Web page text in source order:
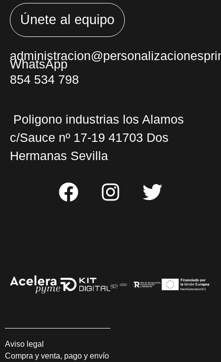
Únete al equipo
WhatsApp
854 534 798
Poligono industrias los Alamos
c/Sauce nº 17-19 41703 Dos
Hermanas Sevilla
Aviso legal
Compra y venta, pago y envío